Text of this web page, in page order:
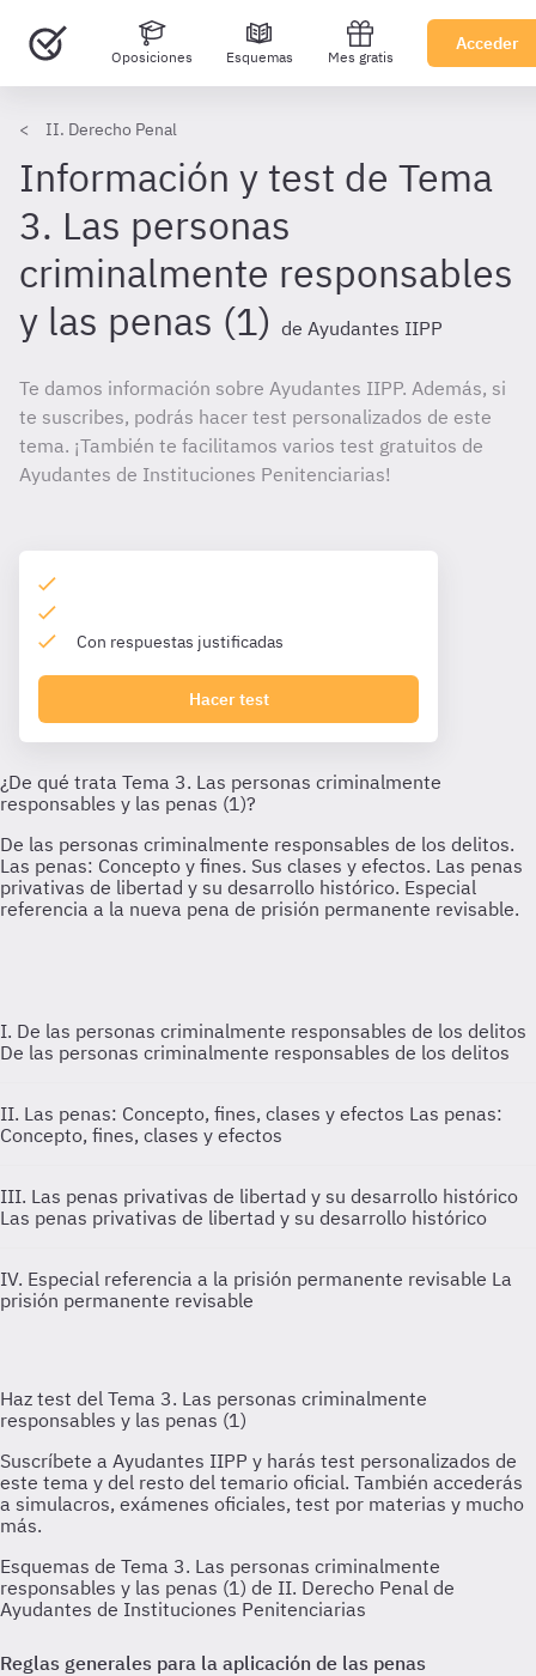
Oposiciones Esquemas Mes gratis
Acceder
II. Derecho Penal
Información y test de Tema
3. Las personas
criminalmente responsables
y las penas (1) de Ayudantes IIPP
Te damos información sobre Ayudantes IIPP. Además, si
te suscribes, podrás hacer test personalizados de este
tema. ¡También te facilitamos varios test gratuitos de
Ayudantes de Instituciones Penitenciarias!
Con respuestas justificadas
Hacer test
I. De las personas criminalmente responsables de los delitos
De las personas criminalmente responsables de los delitos
II. Las penas: Concepto, fines, clases y efectos Las penas:
Concepto, fines, clases y efectos
III. Las penas privativas de libertad y su desarrollo histórico
Las penas privativas de libertad y su desarrollo histórico
IV. Especial referencia a la prisión permanente revisable La
prisión permanente revisable
Esquemas de Tema 3. Las personas criminalmente
responsables y las penas (1) de II. Derecho Penal de
Ayudantes de Instituciones Penitenciarias
Reglas generales para la aplicación de las penas